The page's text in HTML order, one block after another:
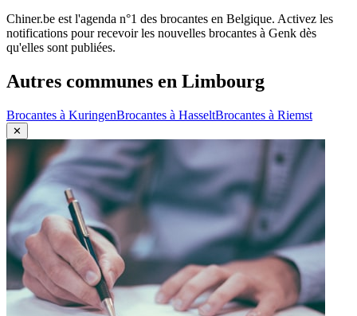
Chiner.be est l'agenda n°1 des brocantes en Belgique. Activez les
notifications pour recevoir les nouvelles brocantes à Genk dès
qu'elles sont publiées.
Autres communes en Limbourg
Brocantes à KuringenBrocantes à HasseltBrocantes à Riemst
✕